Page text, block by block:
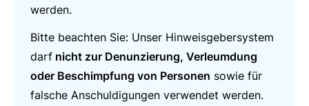
werden.
Bitte beachten Sie: Unser Hinweisgebersystem
darf nicht zur Denunzierung, Verleumdung
oder Beschimpfung von Personen sowie für
falsche Anschuldigungen verwendet werden.